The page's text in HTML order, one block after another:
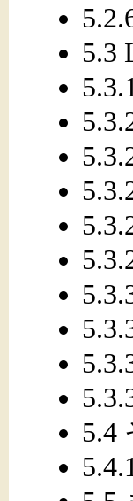
5.3
5.4